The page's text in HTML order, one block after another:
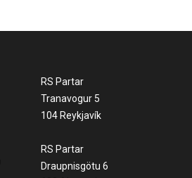
RS Partar
Tranavogur 5
104 Reykjavík
RS Partar
Draupnisgötu 6